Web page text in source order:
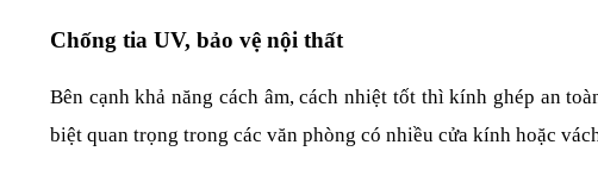
Chống tia UV, bảo vệ nội thất
Bên cạnh khả năng cách âm, cách nhiệt tốt thì kính ghép an
biệt quan trọng trong các văn phòng có nhiều cửa kính hoặc